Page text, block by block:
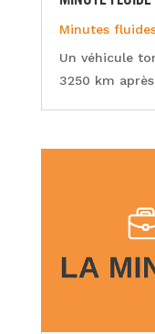
Minutes
Un véhicule
3250 km